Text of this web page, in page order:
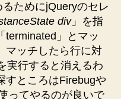
ためにjQueryのセレ
div」を指
terminated」とマッ
マッチしたら行に対
実行すると消えるわ
すところはFirebugや
ってやるのが良いで